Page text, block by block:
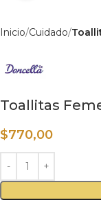
Inicio Cuidado
Toallitas
$770,00